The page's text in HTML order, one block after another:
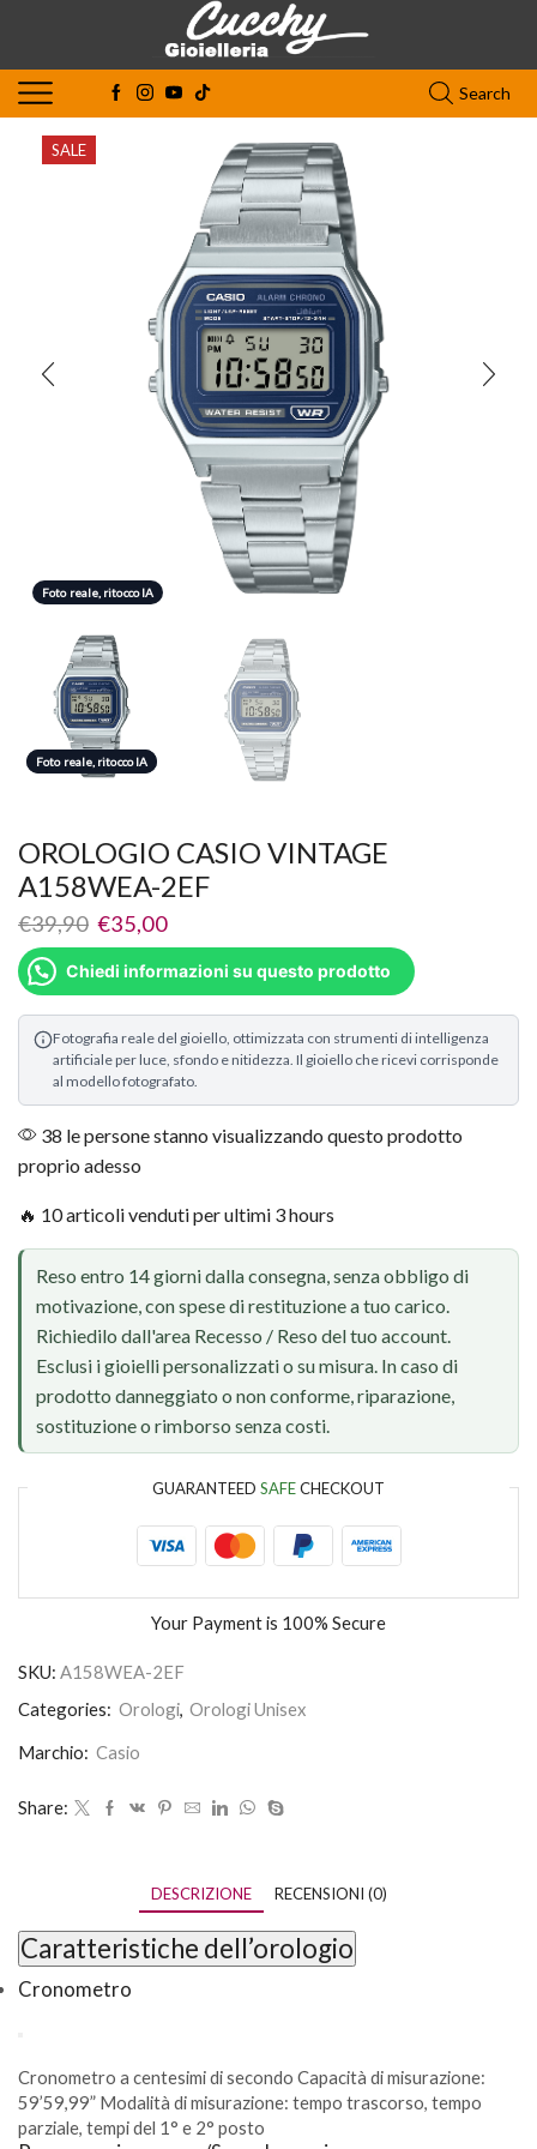
Search
SALE
Foto reale, ritocco IA
Foto reale, ritocco IA
Foto reale, ritocco IA
OROLOGIO CASIO VINTAGE
A158WEA-2EF
€39,90 €35,00
Chiedi informazioni su questo prodotto
Fotografia reale del gioiello, ottimizzata con strumenti di intelligenza
artificiale per luce, sfondo e nitidezza. Il gioiello che ricevi corrisponde
al modello fotografato.
38 le persone stanno visualizzando questo prodotto
proprio adesso
🔥 10 articoli venduti per ultimi 3 hours
Reso entro 14 giorni dalla consegna, senza obbligo di
motivazione, con spese di restituzione a tuo carico.
Richiedilo dall'area Recesso / Reso del tuo account.
Esclusi i gioielli personalizzati o su misura. In caso di
prodotto danneggiato o non conforme, riparazione,
sostituzione o rimborso senza costi.
GUARANTEED SAFECHECKOUT
Your Payment is 100% Secure
SKU: A158WEA-2EF
Categories: Orologi, Orologi Unisex
Marchio: Casio
Share:
DESCRIZIONE RECENSIONI (0)
Caratteristiche dell’orologio
Cronometro
Cronometro a centesimi di secondo Capacità di misurazione:
59’59,99” Modalità di misurazione: tempo trascorso, tempo
parziale, tempi del 1° e 2° posto